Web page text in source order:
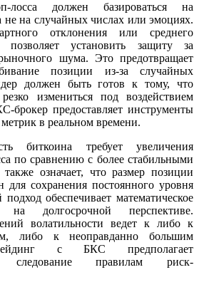
лосса должен базироваться на
на случайных числах или эмоциях.
отклонения или среднего
позволяет установить защиту за
шума. Это предотвращает
позиции из-за случайных
должен быть готов к тому, что
измениться под воздействием
брокер предоставляет инструменты
в реальном времени.
биткоина требует увеличения
по сравнению с более стабильными
означает, что размер позиции
сохранения постоянного уровня
обеспечивает математическое
долгосрочной перспективе.
волатильности ведет к либо к
либо к неоправданно большим
с БКС предполагает
следование правилам риск-